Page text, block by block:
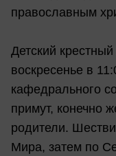
православным
Детский
воскресенье в
кафедрального
примут, конечно
родители.
Мира, затем по